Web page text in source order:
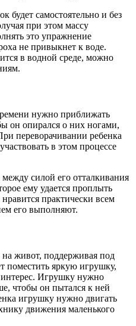
будет самостоятельно и без
при этом массу
это упражнение
не привыкнет к воде.
в водной среде, можно
нужно приближать
он опирался о них ногами,
переворачивании ребенка
в этом процессе
силой его отталкивания
ему удается проплыть
практически всем
его выполняют.
живот, поддерживая под
поместить яркую игрушку,
интерес. Игрушку нужно
чтобы он пытался к ней
игрушку нужно двигать
движения маленького